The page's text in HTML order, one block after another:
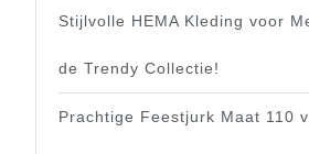
Stijlvolle HEMA Kleding voor
de Trendy Collectie!
Prachtige Feestjurk Maat 110